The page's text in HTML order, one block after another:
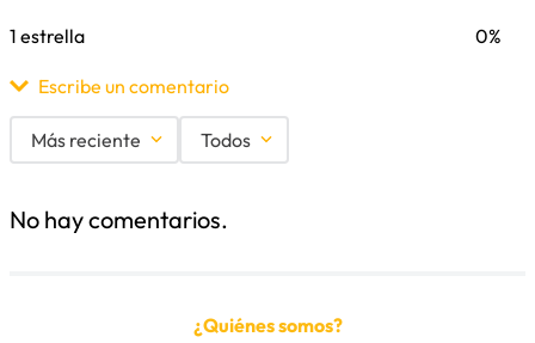
1 estrella 0%
Escribe un comentario
Título
Califica el producto de 1 a 5 estrellas
Más reciente Todos
No hay comentarios.
¿Quiénes somos?